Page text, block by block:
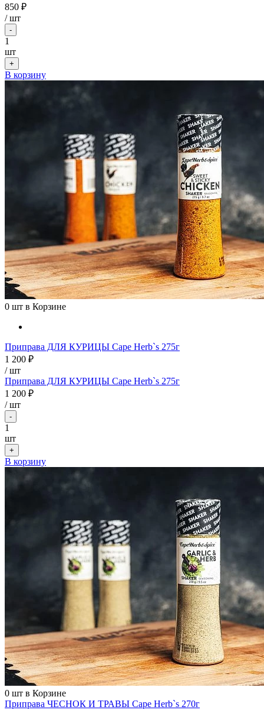
850 ₽
/шт
-
1
шт
+
В корзину
0 шт в Корзине
Приправа ДЛЯ КУРИЦЫ Cape Herb`s 275г
1 200 ₽
/ шт
Приправа ДЛЯ КУРИЦЫ Cape Herb`s 275г
1 200 ₽
/шт
-
1
шт
+
В корзину
0 шт в Корзине
Приправа ЧЕСНОК И ТРАВЫ Cape Herb`s 270г